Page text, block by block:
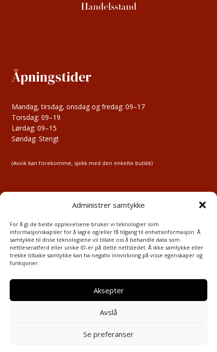
Administrer samtykke
For å gi de beste opplevelsene bruker vi teknologier som
informasjonskapsler for å lagre og/eller få tilgang til enhetsinformasjon. Å
samtykke til disse teknologiene vil tillate oss å behandle data som
nettleseratferd eller unike ID-er på dette nettstedet. Å ikke samtykke eller
trekke tilbake samtykke kan ha negativ innvirkning på visse egenskaper og
funksjoner.
Aksepter
Avslå
Se preferanser
Åpningstider
Mandag, tirsdag, onsdag og fredag: 09–17
Torsdag: 09–19
Lørdag: 09–15
Søndag: Stengt
(Avvik kan forekomme, sjekk med den enkelte butikk)
Medlemsbedrifter
Ledige lokaler
Nyttige lenker
Aktuelt
Kontakt oss